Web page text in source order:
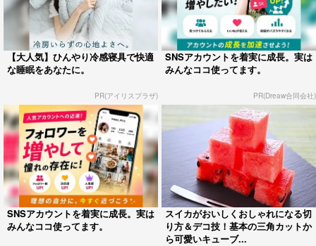
【大人気】ひんやり冷感寝具で快適
な睡眠をあなたに。
PR(アイリスプラザ)
SNSアカウントを着実に成長。実は
みんなココ使ってます。
PR(Dreaw合同会社)
SNSアカウントを着実に成長。実は
みんなココ使ってます。
スイカがおいしくおしゃれになる切
り方＆デコ技！基本の三角カットか
ら可愛いキューブ...